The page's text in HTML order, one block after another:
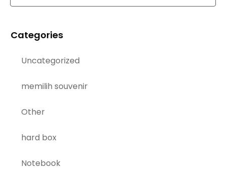
Categories
Uncategorized
memilih souvenir
Other
hard box
Notebook